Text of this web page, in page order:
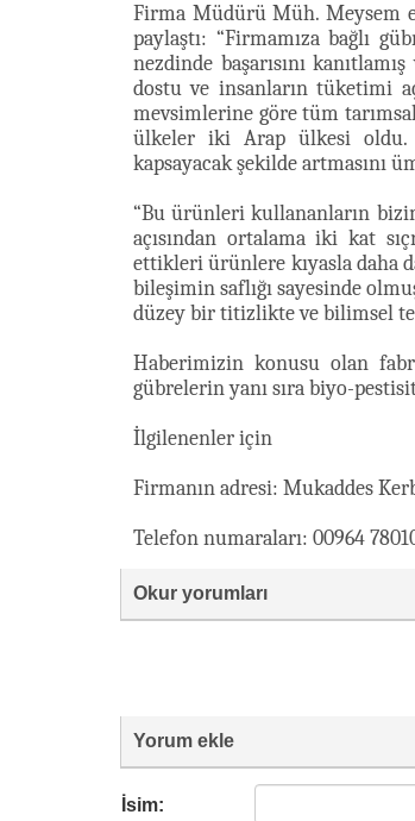
Firma Müdürü Müh. Meysem
paylaştı: “Firmamıza bağlı
nezdinde başarısını
dostu ve insanların tüketimi
mevsimlerine göre tüm
ülkeler iki Arap ülkesi oldu.
kapsayacak şekilde artmasını
“Bu ürünleri kullananların
açısından ortalama iki kat
ettikleri ürünlere kıyasla daha
bileşimin saflığı sayesinde
düzey bir titizlikte ve bilimsel
Haberimizin konusu olan
gübrelerin yanı sıra biyo-
İlgilenenler için
Firmanın adresi: Mukaddes
Telefon numaraları: 00964
Okur yorumları
Yorum ekle
İsim: